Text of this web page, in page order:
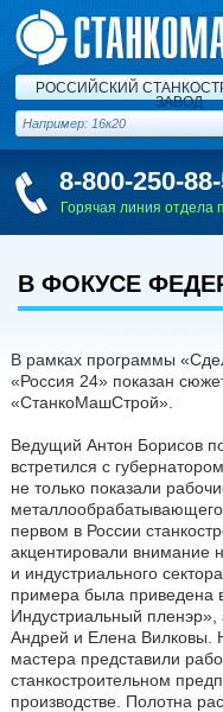
РОССИЙСКИЙ
ЗАВОД
8-800-250-
Горячая линия отдела
В ФОКУСЕ
В рамках программы
«Россия 24» показан
«СтанкоМашСтрой».
Ведущий Антон Борисов
встретился с
не только показали
первом в России
акцентировали внимание
и индустриального
примера была приведена
Индустриальный пленэр»,
Андрей и Елена Вилковы.
мастера представили
станкостроительном
производстве. Полотна